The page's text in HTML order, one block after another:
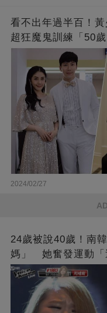
看不出年過半百！
超狂魔鬼訓練「50
2024/02/27
24歲被說40歲！南
媽」 她奮發運動「
了❤